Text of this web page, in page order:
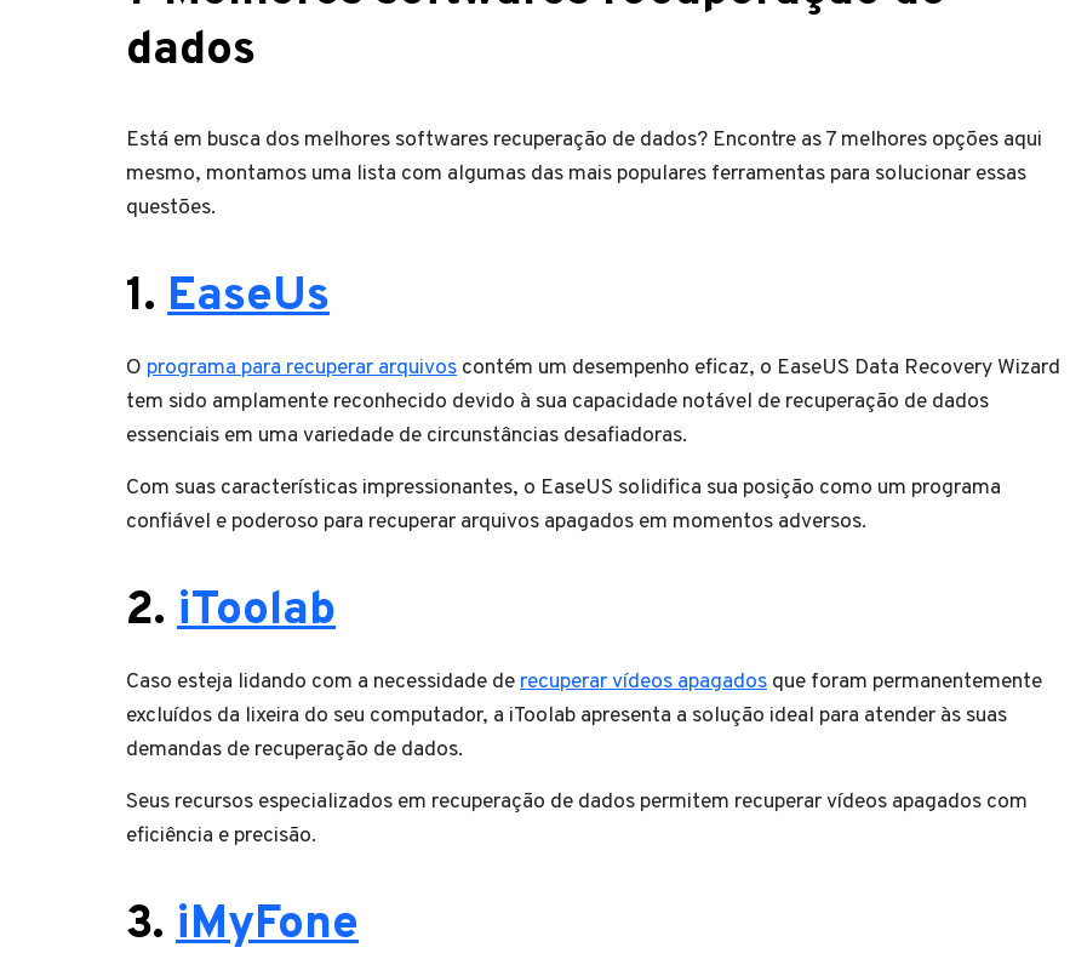
dados
Está em busca dos melhores softwares recuperação de dados? Encontre as 7 melhores opções aqui
mesmo, montamos uma lista com algumas das mais populares ferramentas para solucionar essas
questões.
1. EaseUs
O programa para recuperar arquivos contém um desempenho eficaz, o EaseUS Data Recovery Wizard
tem sido amplamente reconhecido devido à sua capacidade notável de recuperação de dados
essenciais em uma variedade de circunstâncias desafiadoras.
Com suas características impressionantes, o EaseUS solidifica sua posição como um programa
confiável e poderoso para recuperar arquivos apagados em momentos adversos.
2. iToolab
Caso esteja lidando com a necessidade de recuperar vídeos apagados que foram permanentemente
excluídos da lixeira do seu computador, a iToolab apresenta a solução ideal para atender às suas
demandas de recuperação de dados.
Seus recursos especializados em recuperação de dados permitem recuperar vídeos apagados com
eficiência e precisão.
3. iMyFone